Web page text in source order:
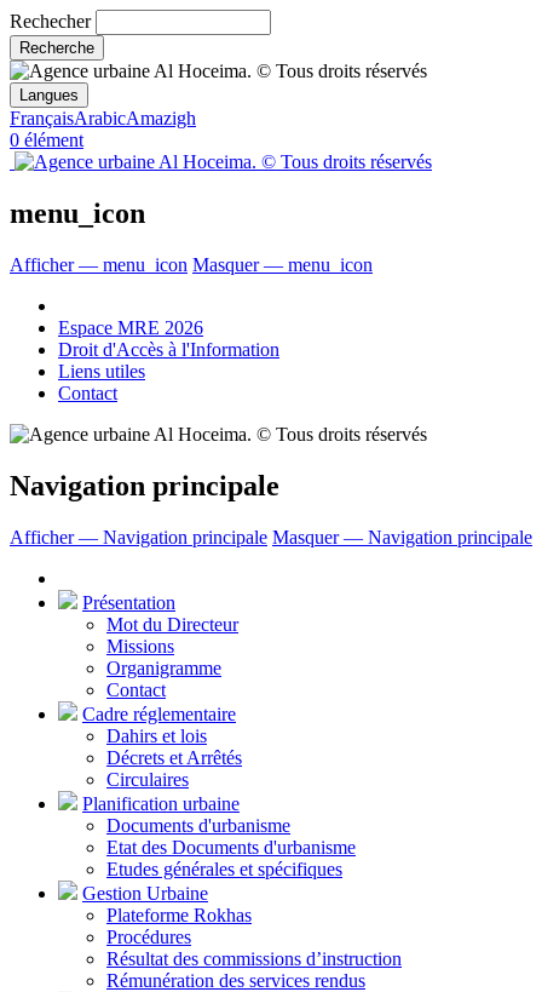
Rechecher
Langues
FrançaisArabicAmazigh
0 élément
menu_icon
Afficher — menu_icon Masquer — menu_icon
Espace MRE 2026
Droit d'Accès à l'Information
Liens utiles
Contact
Navigation principale
Afficher — Navigation principale Masquer — Navigation principale
Présentation
Mot du Directeur
Missions
Organigramme
Contact
Cadre réglementaire
Dahirs et lois
Décrets et Arrêtés
Circulaires
Planification urbaine
Documents d'urbanisme
Etat des Documents d'urbanisme
Etudes générales et spécifiques
Gestion Urbaine
Plateforme Rokhas
Procédures
Résultat des commissions d’instruction
Rémunération des services rendus